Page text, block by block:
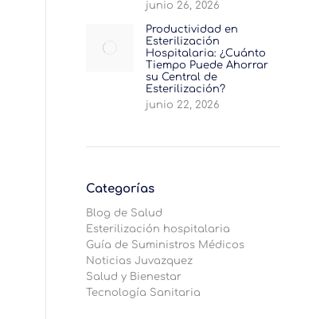
junio 26, 2026
Productividad en
Esterilización
Hospitalaria: ¿Cuánto
Tiempo Puede Ahorrar
su Central de
Esterilización?
junio 22, 2026
Categorías
Blog de Salud
Esterilización hospitalaria
Guía de Suministros Médicos
Noticias Juvazquez
Salud y Bienestar
Tecnología Sanitaria